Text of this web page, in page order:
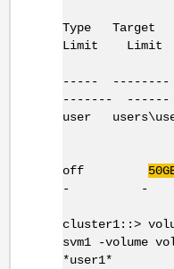
Type
Limit Limit
-----
-------
user
off
- -
cluster1::>
svm1 -volume
*user1*